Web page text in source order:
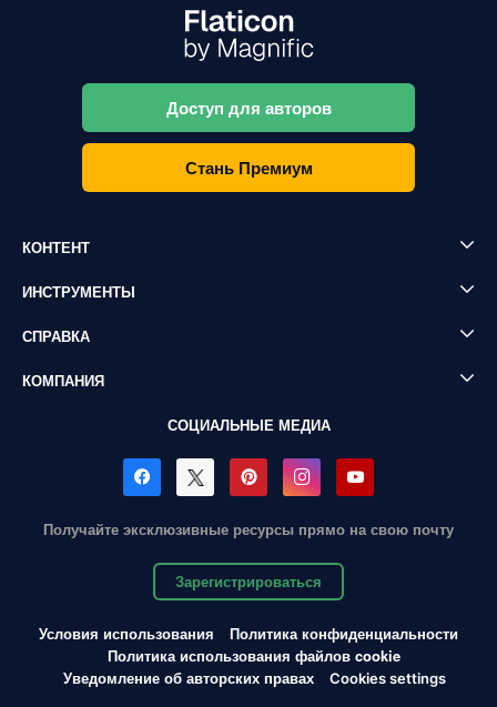
Доступ для авторов
Стань Премиум
КОНТЕНТ
ИНСТРУМЕНТЫ
СПРАВКА
КОМПАНИЯ
СОЦИАЛЬНЫЕ МЕДИА
Получайте эксклюзивные ресурсы прямо на свою почту
Зарегистрироваться
Условия использования
Политика конфиденциальности
Политика использования файлов cookie
Уведомление об авторских правах
Cookies settings